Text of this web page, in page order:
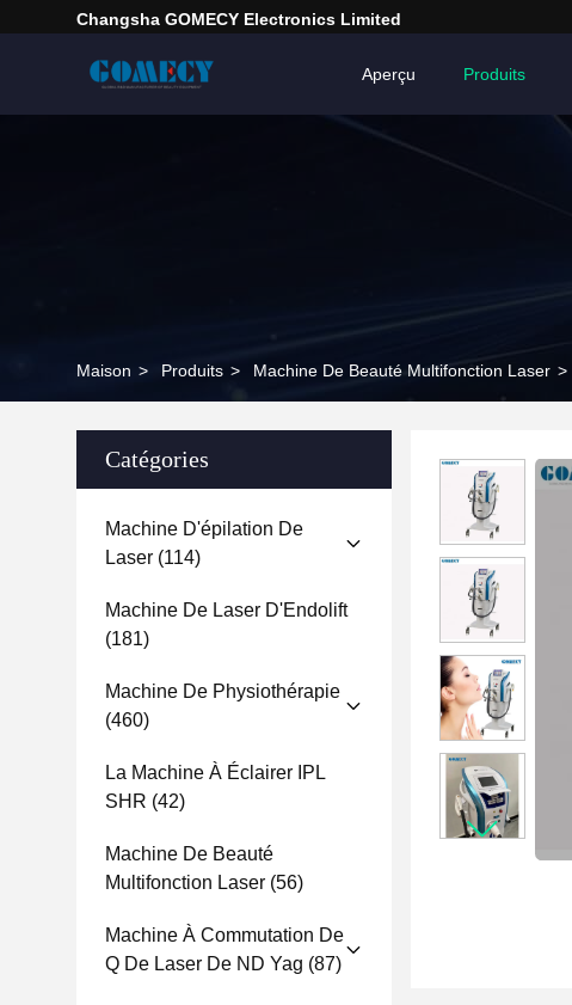
Changsha GOMECY Electronics Limited
Aperçu Produits
Maison > Produits > Machine De Beauté Multifonction Laser >
Catégories
Machine D'épilation De
Laser (114)
Machine De Laser D'Endolift
(181)
Machine De Physiothérapie
(460)
La Machine À Éclairer IPL
SHR (42)
Machine De Beauté
Multifonction Laser (56)
Machine À Commutation De
Q De Laser De ND Yag (87)